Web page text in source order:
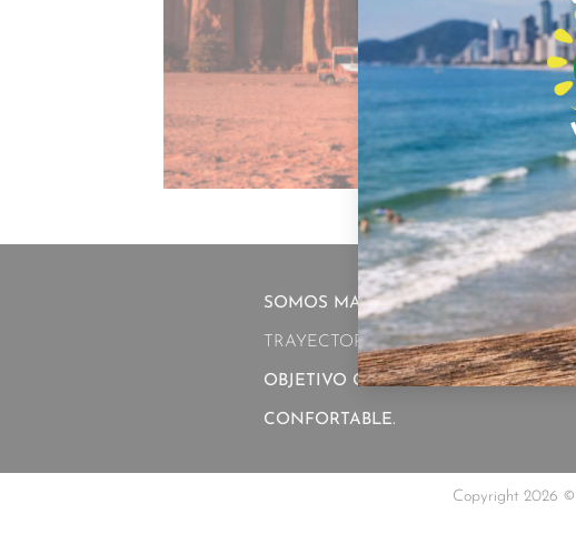
SALIDAS
26 SEPTIEMBRE
SOMOS MARITTIMA OPERADORES,
TRAYECTORIA EN EL TURISMO.
OBJETIVO GARANTIZAR UN
CONFORTABLE.
Copyright 2026